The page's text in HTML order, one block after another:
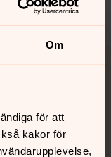
Om
för att
kakor för